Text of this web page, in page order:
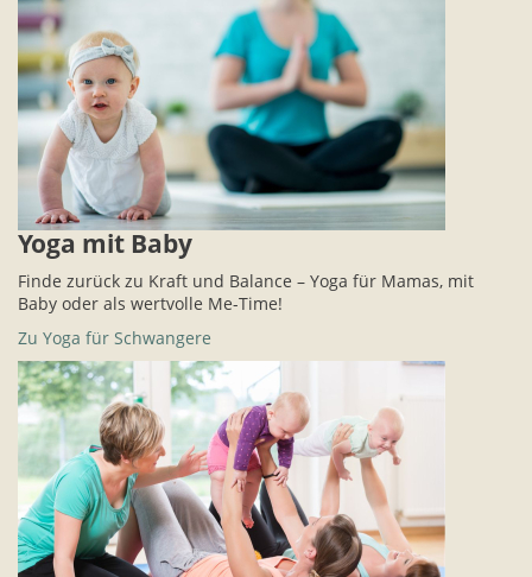
Yoga mit Baby
Finde zurück zu Kraft und Balance – Yoga für Mamas, mit
Baby oder als wertvolle Me-Time!
Zu Yoga für Schwangere